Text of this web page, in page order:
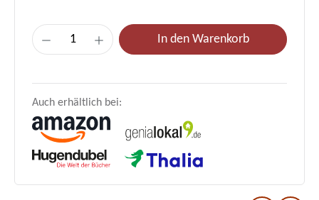
Produkt Anzahl: Gib den gewünschten
In den Warenkorb
Auch erhältlich bei: